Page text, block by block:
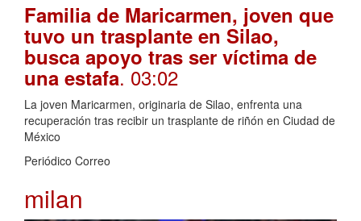
Familia de Maricarmen, joven que
tuvo un trasplante en Silao,
busca apoyo tras ser víctima de
una estafa. 03:02
La joven Maricarmen, originaria de Silao, enfrenta una
recuperación tras recibir un trasplante de riñón en Ciudad de
México
Periódico Correo
milan